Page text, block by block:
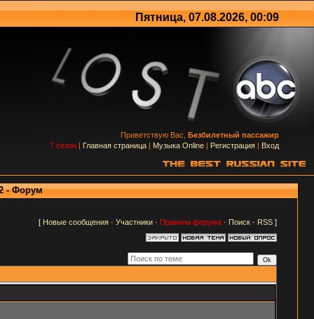
Пятница, 07.08.2026, 00:09
Приветствую Вас, Безбилетный пассажир
7 сезон | Главная страница | Музыка Online | Регистрация | Вход
- Форум
[ Новые сообщения· Участники· Правила форума· Поиск· RSS]